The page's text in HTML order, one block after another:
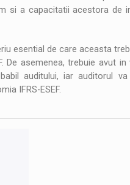
si a capacitatii acestora de
esential de care aceasta
De asemenea, trebuie avut
auditului, iar auditorul
IFRS-ESEF.